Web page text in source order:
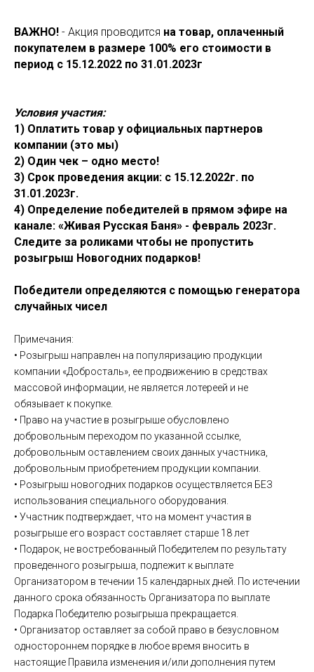
ВАЖНО! - Акция проводится на товар, оплаченный
покупателем в размере 100% его стоимости в
период с 15.12.2022 по 31.01.2023г
Условия участия:
1) Оплатить товар у официальных партнеров
компании (это мы)
2) Один чек – одно место!
3) Срок проведения акции: с 15.12.2022г. по
31.01.2023г.
4) Определение победителей в прямом эфире на
канале: «Живая Русская Баня» - февраль 2023г.
Следите за роликами чтобы не пропустить
розыгрыш Новогодних подарков!
Победители определяются с помощью генератора
случайных чисел
Примечания:
• Розыгрыш направлен на популяризацию продукции
компании «Добросталь», ее продвижению в средствах
массовой информации, не является лотереей и не
обязывает к покупке.
• Право на участие в розыгрыше обусловлено
добровольным переходом по указанной ссылке,
добровольным оставлением своих данных участника,
добровольным приобретением продукции компании.
• Розыгрыш новогодних подарков осуществляется БЕЗ
использования специального оборудования.
• Участник подтверждает, что на момент участия в
розыгрыше его возраст составляет старше 18 лет
• Подарок, не востребованный Победителем по результату
проведенного розыгрыша, подлежит к выплате
Организатором в течении 15 календарных дней. По истечении
данного срока обязанность Организатора по выплате
Подарка Победителю розыгрыша прекращается.
• Организатор оставляет за собой право в безусловном
одностороннем порядке в любое время вносить в
настоящие Правила изменения и/или дополнения путем